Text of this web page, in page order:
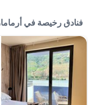
فنادق رخيصة في